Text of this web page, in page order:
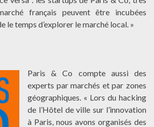
français peuvent être incubées
le temps d’explorer le marché local. »
Paris & Co compte aussi des
experts par marchés et par zones
géographiques. « Lors du hacking
de l’Hôtel de ville sur l’innovation
à Paris, nous avons organisés des